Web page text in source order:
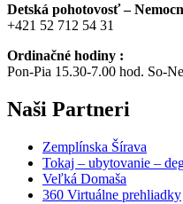
Detská pohotovosť –
+421 52 712 54 31
Ordinačné hodiny :
Pon-Pia 15.30-7.00 hod. So-
Naši Partneri
Zemplínska Šírava
Tokaj – ubytovanie –
Veľká Domaša
360 Virtuálne prehliadky